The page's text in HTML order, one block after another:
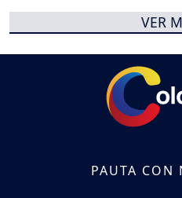
VER
PAUTA CON